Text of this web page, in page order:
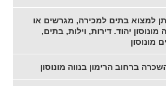
למצוא בתים למכירה, מגרשים או
יהוד. דירות, וילות, בתים,
מונוסון
ברחוב הרימון בנווה מונוסון